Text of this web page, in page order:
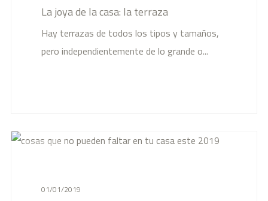
La joya de la casa: la terraza
Hay terrazas de todos los tipos y tamaños,
pero independientemente de lo grande o...
01/01/2019